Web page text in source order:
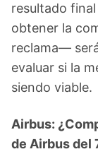
resultado
obtener la
reclama—
evaluar si la
siendo viable.
Airbus:
de Airbus del